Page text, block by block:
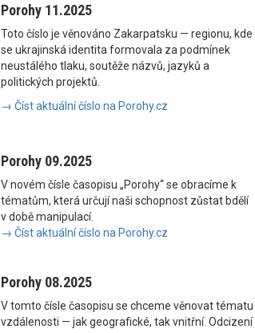
Porohy 11.2025
Toto číslo je věnováno Zakarpatsku — regionu, kde
se ukrajinská identita formovala za podmínek
neustálého tlaku, soutěže názvů, jazyků a
politických projektů.
→ Číst aktuální číslo na Porohy.cz
Porohy 09.2025
V novém čísle časopisu „Porohy“ se obracíme k
tématům, která určují naši schopnost zůstat bdělí
v době manipulací.
→ Číst aktuální číslo na Porohy.cz
Porohy 08.2025
V tomto čísle časopisu se chceme věnovat tématu
vzdálenosti — jak geografické, tak vnitřní. Odcizení